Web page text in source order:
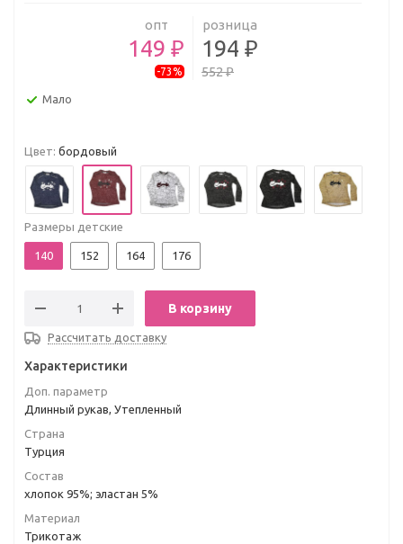
опт
149 ₽
-73%
розница
194 ₽
552 ₽
Мало
Цвет: бордовый
Размеры детские
140 152 164 176
В корзину
Рассчитать доставку
Характеристики
Доп. параметр
Длинный рукав, Утепленный
Страна
Турция
Состав
хлопок 95%; эластан 5%
Материал
Трикотаж